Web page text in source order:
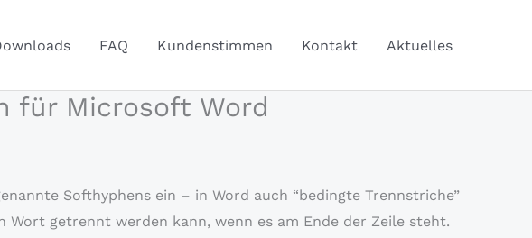
FAQ Kundenstimmen Kontakt Aktuelles
für Microsoft Word
Softhyphens ein – in Word auch “bedingte Trennstriche”
getrennt werden kann, wenn es am Ende der Zeile steht.